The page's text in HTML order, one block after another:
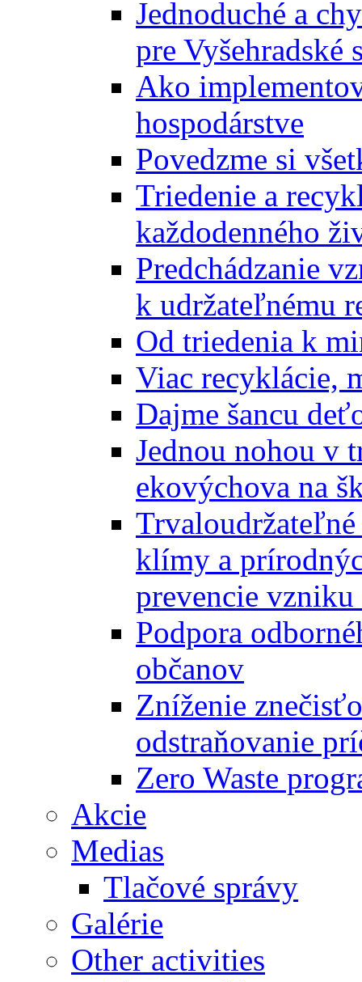
Jednoduché a
pre Vyšehradské
Ako
hospodárstve
Povedzme si
Triedenie a
každodenného
Predchádzanie
k udržateľnému
Od triedenia k
Viac recyklácie,
Dajme šancu
Jednou nohou v
ekovýchova na
klímy a
prevencie vzniku
Podpora
občanov
Zníženie
odstraňovanie
Zero Waste
Akcie
Medias
Tlačové správy
Galérie
Other activities